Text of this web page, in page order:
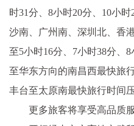
时31分、8小时20分、10小
沙南、广州南、深圳北、香
至5小时16分、7小时38分、
至华东方向的南昌西最快旅
丰台至太原南最快旅行时间
更多旅客将享受高品质